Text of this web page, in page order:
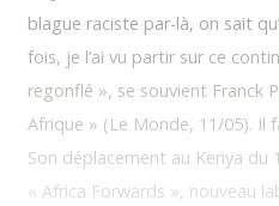
blague raciste par-là, on sait
fois, je l’ai vu partir sur ce
regonflé », se souvient Franck
Afrique » (Le Monde, 11/05). Il
Son déplacement au Kenya
« Africa Forwards », nouveau